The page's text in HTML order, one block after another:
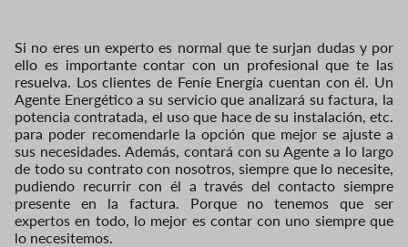
Si no eres un experto es normal que te surjan dudas y por
ello es importante contar con un profesional que te las
resuelva. Los clientes de Feníe Energía cuentan con él. Un
Agente Energético a su servicio que analizará su factura, la
potencia contratada, el uso que hace de su instalación, etc.
para poder recomendarle la opción que mejor se ajuste a
sus necesidades. Además, contará con su Agente a lo largo
de todo su contrato con nosotros, siempre que lo necesite,
pudiendo recurrir con él a través del contacto siempre
presente en la factura. Porque no tenemos que ser
expertos en todo, lo mejor es contar con uno siempre que
lo necesitemos.